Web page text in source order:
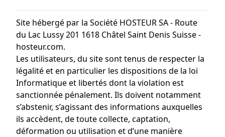
Site hébergé par la Société HOSTEUR SA - Route
du Lac Lussy 201 1618 Châtel Saint Denis Suisse -
hosteur.com.
Les utilisateurs, du site sont tenus de respecter la
légalité et en particulier les dispositions de la loi
Informatique et libertés dont la violation est
sanctionnée pénalement. Ils doivent notamment
s’abstenir, s’agissant des informations auxquelles
ils accèdent, de toute collecte, captation,
déformation ou utilisation et d’une manière